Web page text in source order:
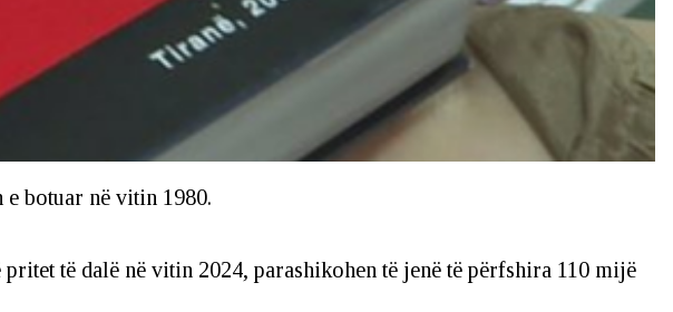
botuar në vitin 1980.
të dalë në vitin 2024, parashikohen të jenë të përfshira 110 mijë